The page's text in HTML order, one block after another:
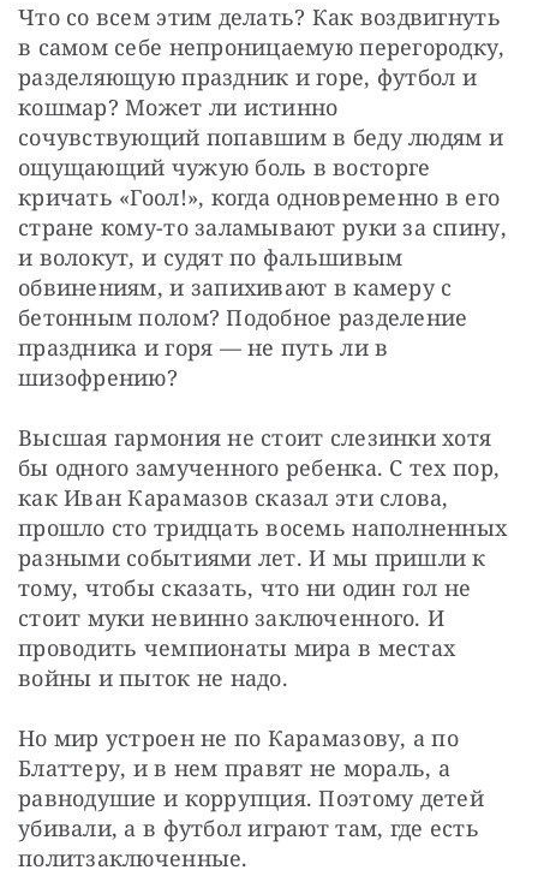
Что со всем этим делать? Как воздвигнуть
в самом себе непроницаемую перегородку,
разделяющую праздник и горе, футбол и
кошмар? Может ли истинно
сочувствующий попавшим в беду людям и
ощущающий чужую боль в восторге
кричать «Гоол!», когда одновременно в его
стране кому-то заламывают руки за спину,
и волокут, и судят по фальшивым
обвинениям, и запихивают в камеру с
бетонным полом? Подобное разделение
праздника и горя — не путь ли в
шизофрению?
Высшая гармония не стоит слезинки хотя
бы одного замученного ребенка. С тех пор,
как Иван Карамазов сказал эти слова,
прошло сто тридцать восемь наполненных
разными событиями лет. И мы пришли к
тому, чтобы сказать, что ни один гол не
стоит муки невинно заключенного. И
проводить чемпионаты мира в местах
войны и пыток не надо.
Но мир устроен не по Карамазову, а по
Блаттеру, и в нем правят не мораль, а
равнодушие и коррупция. Поэтому детей
убивали, а в футбол играют там, где есть
политзаключенные.